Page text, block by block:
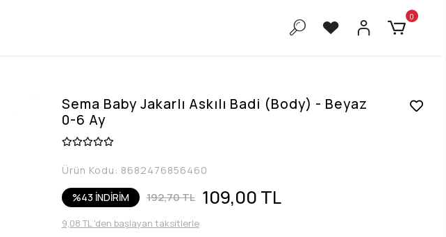
0
Sema Baby Jakarlı Askılı Badi (Body) - Beyaz
0-6 Ay
Ürün Kodu: 8682476856460
%43 İNDİRİM 192,70 TL 109,00 TL
9,08 TL 'den başlayan taksitlerle